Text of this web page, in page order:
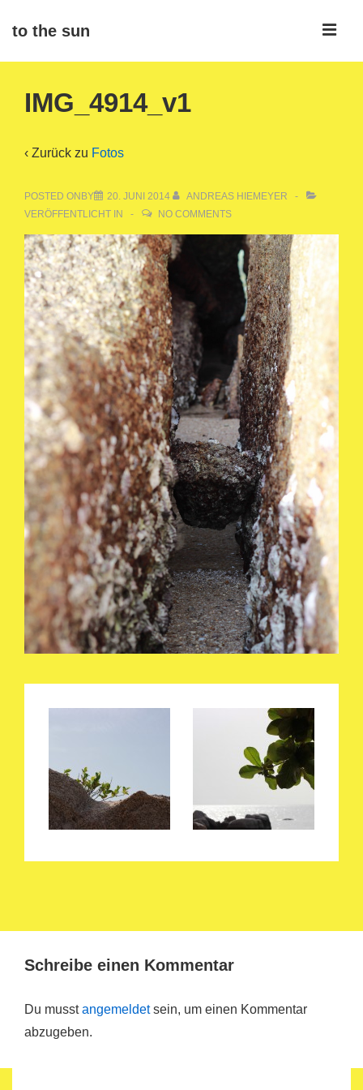
Zumto the sun
Navigation
IMG_4914_v1
‹ Zurück zu Fotos
POSTED ONBY 20. JUNI 2014
ANDREAS HIEMEYER
VERÖFFENTLICHT IN
NO COMMENTS
Schreibe einen Kommentar
Du musstangemeldetsein, um einen Kommentar
abzugeben.